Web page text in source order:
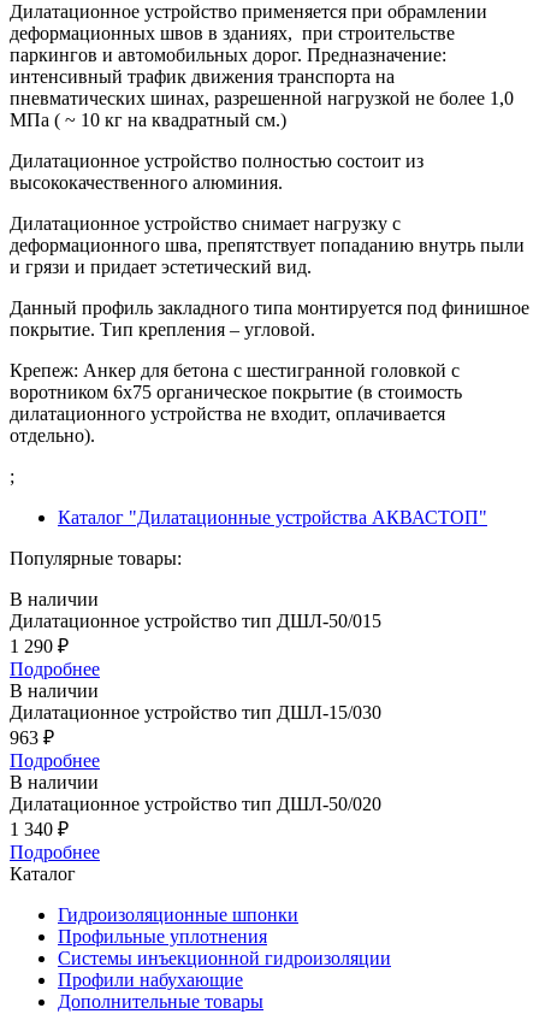
Дилатационное устройство применяется при обрамлении
деформационных швов в зданиях, при строительстве
паркингов и автомобильных дорог. Предназначение:
интенсивный трафик движения транспорта на
пневматических шинах, разрешенной нагрузкой не более 1,0
МПа ( ~ 10 кг на квадратный см.)
Дилатационное устройство полностью состоит из
высококачественного алюминия.
Дилатационное устройство снимает нагрузку с
деформационного шва, препятствует попаданию внутрь пыли
и грязи и придает эстетический вид.
Данный профиль закладного типа монтируется под финишное
покрытие. Тип крепления – угловой.
Крепеж: Анкер для бетона с шестигранной головкой с
воротником 6х75 органическое покрытие (в стоимость
дилатационного устройства не входит, оплачивается
отдельно).
;
Каталог "Дилатационные устройства АКВАСТОП"
Популярные товары:
В наличии
Дилатационное устройство тип ДШЛ-50/015
1 290 ₽
Подробнее
В наличии
Дилатационное устройство тип ДШЛ-15/030
963 ₽
Подробнее
В наличии
Дилатационное устройство тип ДШЛ-50/020
1 340 ₽
Подробнее
Каталог
Гидроизоляционные шпонки
Профильные уплотнения
Системы инъекционной гидроизоляции
Профили набухающие
Дополнительные товары